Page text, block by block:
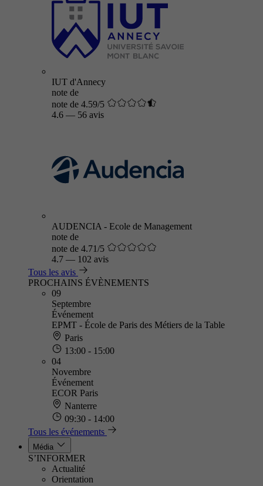
IUT d'Annecy
note de
note de 4.59/5
4.6 — 56 avis
AUDENCIA - Ecole de Management
note de
note de 4.71/5
4.7 — 102 avis
Tous les avis
PROCHAINS ÉVÈNEMENTS
09
Septembre
Événement
EPMT - École de Paris des Métiers de la Table
Paris
13:00 - 15:00
04
Novembre
Événement
ECOR Paris
Nanterre
09:30 - 14:00
Tous les événements
Média
S’INFORMER
Actualité
Orientation